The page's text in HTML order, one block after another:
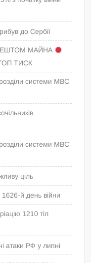
до Сербії
МАЙНА
ТИСК
системи МВС
системи МВС
ціль
1626-й день війни
1210 тіл
атаки РФ у липні